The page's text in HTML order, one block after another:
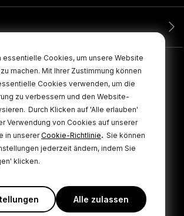
essentielle Cookies, um unsere Website
machen. Mit Ihrer Zustimmung können
Cookies verwenden, um die
zu verbessern und den Website-
Durch Klicken auf 'Alle erlauben'
Verwendung von Cookies auf unserer
in unsererCookie-Richtlinie. Sie können
jederzeit ändern, indem Sie
klicken.
Alle zulassen
RØDE Alle Rechte vorbehalten.
| Geschäftsbedingungen |
Policy